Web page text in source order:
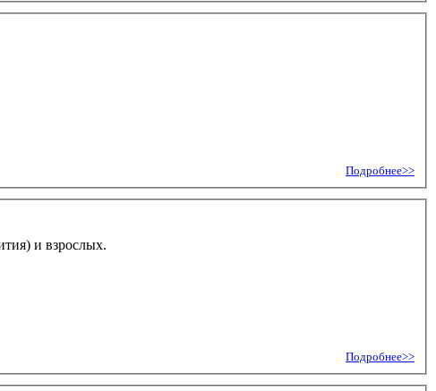
Подробнее>>
и взрослых.
Подробнее>>